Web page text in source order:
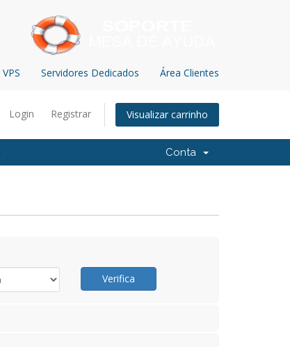
VPS Servidores Dedicados Área Clientes
Login Registrar Visualizar carrinho
Conta
Verifica